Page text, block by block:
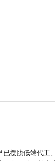
摆脱低端代